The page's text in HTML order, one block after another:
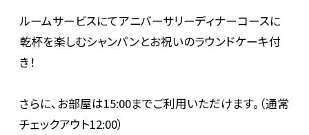
ルームサービスにてアニバーサリーディナーコースに
乾杯を楽しむシャンパンとお祝いのラウンドケーキ付
き！
さらに、お部屋は15:00までご利用いただけます。（通常
チェックアウト12:00）